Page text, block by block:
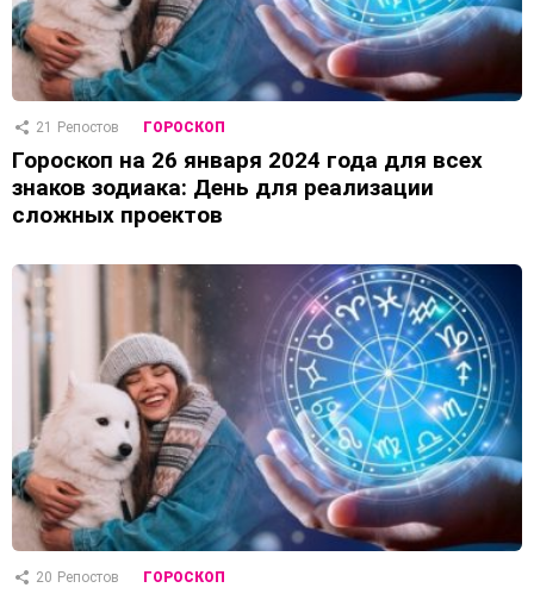
21 Репостов ГОРОСКОП
Гороскоп на 26 января 2024 года для всех
знаков зодиака: День для реализации
сложных проектов
20 Репостов ГОРОСКОП